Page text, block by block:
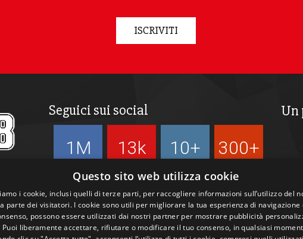
ISCRIVITI
Seguici sui social
1M 13k 10+ 300+
Un
Questo sito web utilizza cookie
i cookie, inclusi quelli di terze parti, per raccogliere informazioni sull’utilizzo del
parte dei visitatori. I cookie sono utili per migliorare la tua esperienza di navigazione
possono essere utilizzati dai nostri partner per mostrare pubblicità
Puoi liberamente accettare, rifiutare o modificare il tuo consenso, in qualsiasi